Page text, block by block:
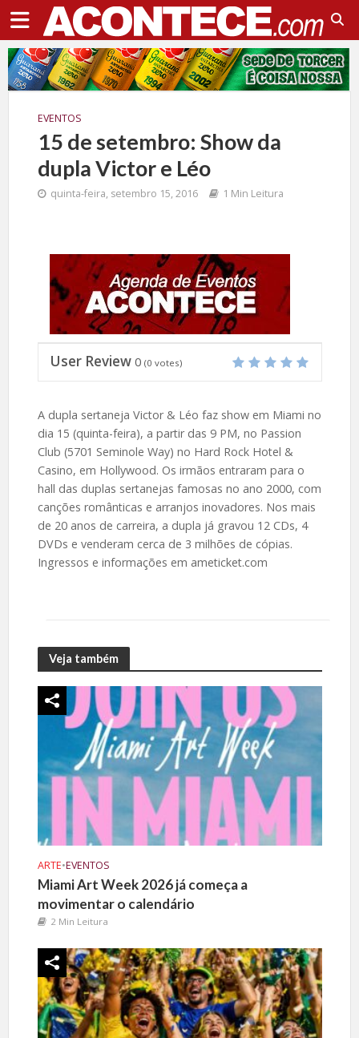
EVENTOS
15 de setembro: Show da
dupla Victor e Léo
quinta-feira, setembro 15, 2016 1 Min Leitura
User Review 0 (0 votes)
A dupla sertaneja Victor & Léo faz show em Miami no
dia 15 (quinta-feira), a partir das 9 PM, no Passion
Club (5701 Seminole Way) no Hard Rock Hotel &
Casino, em Hollywood. Os irmãos entraram para o
hall das duplas sertanejas famosas no ano 2000, com
canções românticas e arranjos inovadores. Nos mais
de 20 anos de carreira, a dupla já gravou 12 CDs, 4
DVDs e venderam cerca de 3 milhões de cópias.
Ingressos e informações em ameticket.com
Veja também
ARTE•EVENTOS
Miami Art Week 2026 já começa a
movimentar o calendário
2 Min Leitura